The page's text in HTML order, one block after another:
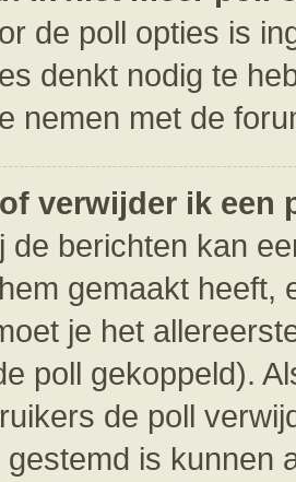
de poll opties is
denkt nodig te
nemen met de
verwijder ik een
de berichten kan
gemaakt heeft,
je het
poll gekoppeld).
de poll
is kunnen